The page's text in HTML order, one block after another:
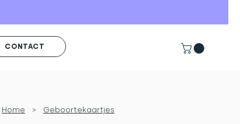
CONTACT
Home > Geboortekaartjes